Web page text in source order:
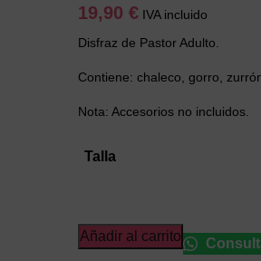
19,90 € IVA incluido
Disfraz de Pastor Adulto.
Contiene: chaleco, gorro,
Nota: Accesorios no incluidos.
Talla
Disfraz
Añadir al carrito